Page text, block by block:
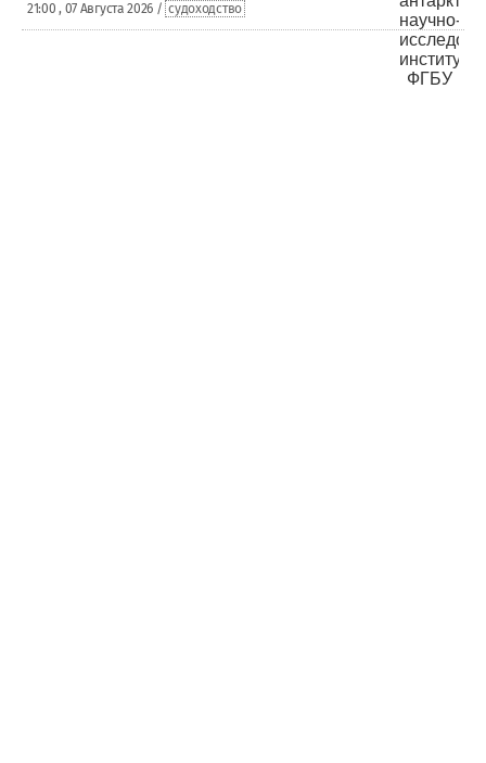
21:00 , 07 Августа 2026 / судоходство